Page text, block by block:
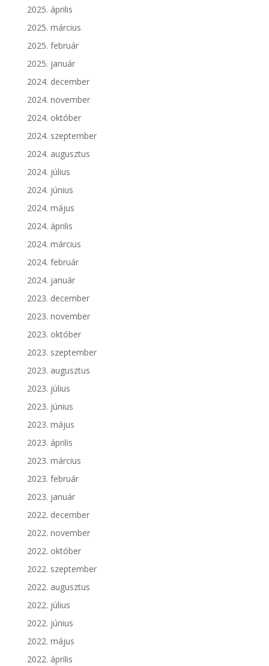
2025. április
2025. március
2025. február
2025. január
2024. december
2024. november
2024. október
2024. szeptember
2024. augusztus
2024. július
2024. június
2024. május
2024. április
2024. március
2024. február
2024. január
2023. december
2023. november
2023. október
2023. szeptember
2023. augusztus
2023. július
2023. június
2023. május
2023. április
2023. március
2023. február
2023. január
2022. december
2022. november
2022. október
2022. szeptember
2022. augusztus
2022. július
2022. június
2022. május
2022. április